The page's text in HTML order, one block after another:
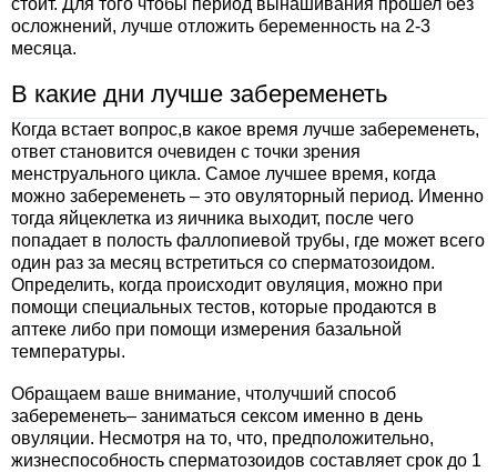
стоит. Для того чтобы период вынашивания прошел без
осложнений, лучше отложить беременность на 2-3
месяца.
В какие дни лучше забеременеть
Когда встает вопрос,в какое время лучше забеременеть,
ответ становится очевиден с точки зрения
менструального цикла. Самое лучшее время, когда
можно забеременеть – это овуляторный период. Именно
тогда яйцеклетка из яичника выходит, после чего
попадает в полость фаллопиевой трубы, где может всего
один раз за месяц встретиться со сперматозоидом.
Определить, когда происходит овуляция, можно при
помощи специальных тестов, которые продаются в
аптеке либо при помощи измерения базальной
температуры.
Обращаем ваше внимание, чтолучший способ
забеременеть– заниматься сексом именно в день
овуляции. Несмотря на то, что, предположительно,
жизнеспособность сперматозоидов составляет срок до 1